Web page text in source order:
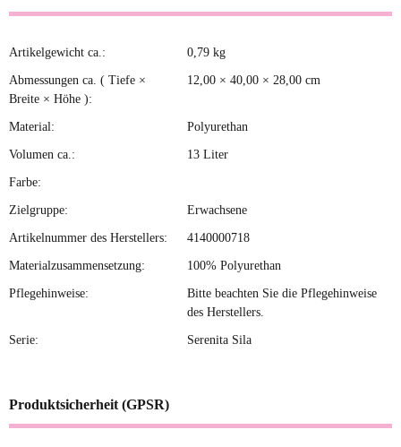
Produkteigenschaft
Wert
Artikelgewicht ca.: 0,79 kg
Abmessungen ca. ( Tiefe ×
Breite × Höhe ):
12,00 × 40,00 × 28,00 cm
Material: Polyurethan
Volumen ca.: 13 Liter
Farbe:
Zielgruppe: Erwachsene
Artikelnummer des Herstellers: 4140000718
Materialzusammensetzung: 100% Polyurethan
Pflegehinweise:
Bitte beachten Sie die Pflegehinweise
des Herstellers.
Serie: Serenita Sila
Produktsicherheit (GPSR)